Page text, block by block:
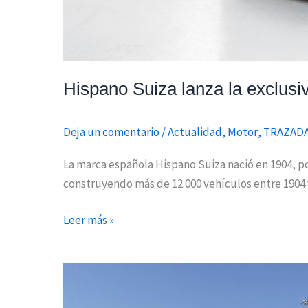
Hispano Suiza lanza la
Deja un comentario/Actualidad, Motor,
La marca española Hispano Suiza nació en
construyendo más de 12.000 vehículos entre
Leer más »